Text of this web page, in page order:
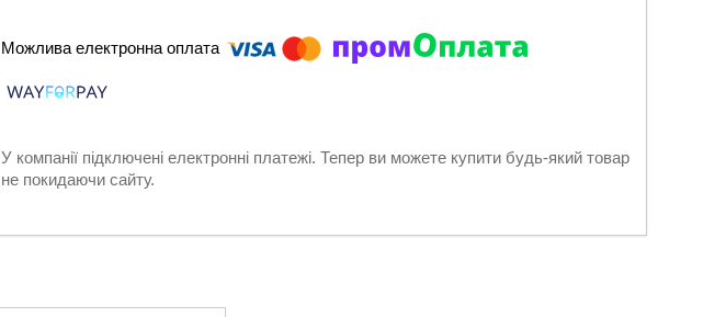
У компанії підключені електронні платежі. Тепер ви можете купити будь-який товар
не покидаючи сайту.